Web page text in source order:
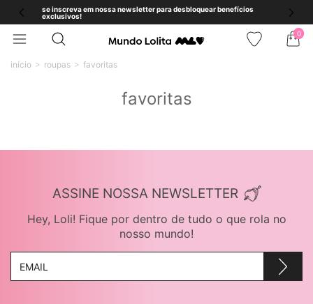
se inscreva em nossa newsletter para desbloquear benefícios
exclusivos!
0
início roupas favoritas
favoritas
ASSINE NOSSA NEWSLETTER
Hey, Loli! Fique por dentro de tudo o que rola no
nosso mundo!